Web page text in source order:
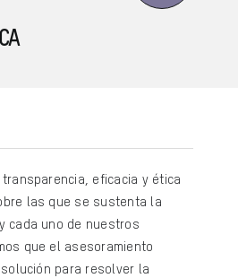
transparencia, eficacia y ética
las que se sustenta la
cada uno de nuestros
que el asesoramiento
para resolver la